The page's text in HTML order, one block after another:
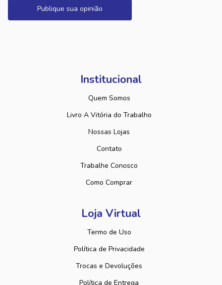
Publique sua opinião
Institucional
Quem Somos
Livro A Vitória do Trabalho
Nossas Lojas
Contato
Trabalhe Conosco
Como Comprar
Loja Virtual
Termo de Uso
Política de Privacidade
Trocas e Devoluções
Política de Entrega